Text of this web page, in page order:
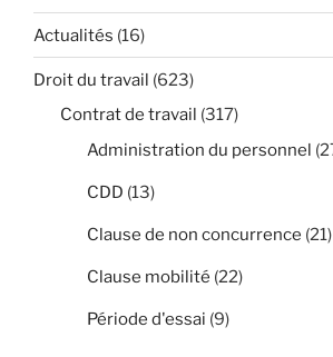
Actualités (16)
Droit du travail (623)
Contrat de travail (317)
Administration du personnel
CDD (13)
Clause de non concurrence (21)
Clause mobilité (22)
Période d'essai (9)